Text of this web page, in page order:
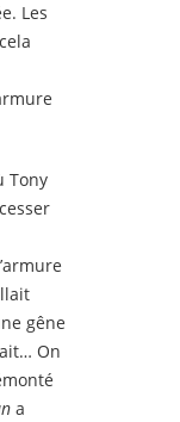
Les
Tony
gêne
On
a